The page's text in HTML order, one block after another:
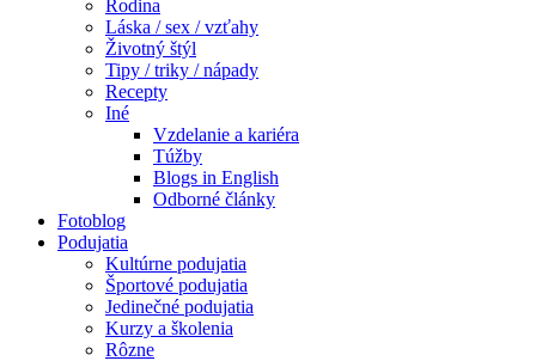
Rodina
Láska / sex / vzťahy
Životný štýl
Tipy / triky / nápady
Recepty
Iné
Vzdelanie a kariéra
Túžby
Blogs in English
Odborné články
Fotoblog
Podujatia
Kultúrne podujatia
Športové podujatia
Jedinečné podujatia
Kurzy a školenia
Rôzne